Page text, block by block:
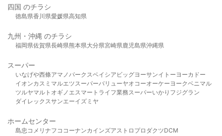
四国 のチラシ
徳島県香川県愛媛県高知県
九州・沖縄 のチラシ
福岡県佐賀県長崎県熊本県大分県宮崎県鹿児島県沖縄県
スーパー
いなげや西條アマノパークスベイシア ビッグヨーサンイトーヨーカドー
イオンカスミ マルエツスーパーバリューヤオコーオーケー ヨークベニマル
ツルヤマルト オギノ エスマート ライフ業務スーパーいかり フジグラン
ダイレックスサンエーイズミヤ
ホームセンター
島忠 コメリ ナフコ コーナンカインズアストロプロダクツDCM